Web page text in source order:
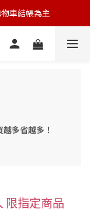
💰車結帳為主
多省越多！
限指定商品